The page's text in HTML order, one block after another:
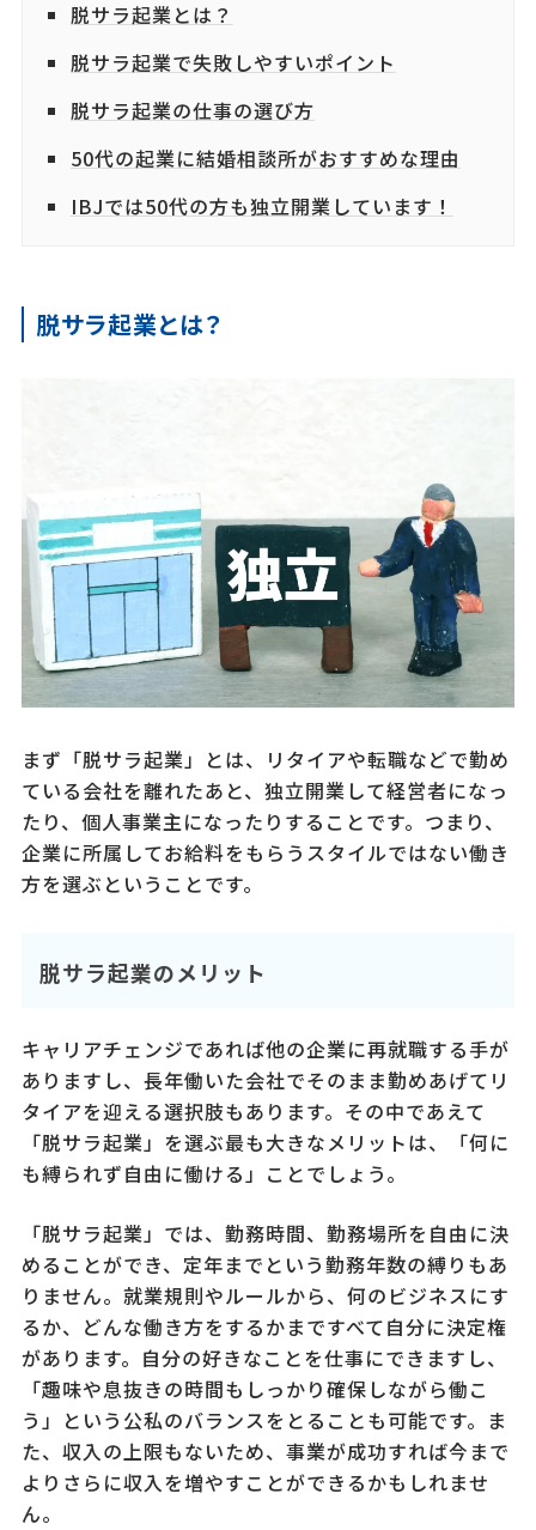
脱サラ起業とは？
脱サラ起業で失敗しやすいポイント
脱サラ起業の仕事の選び方
50代の起業に結婚相談所がおすすめな理由
IBJでは50代の方も独立開業しています！
脱サラ起業とは？
まず「脱サラ起業」とは、リタイアや転職などで勤め
ている会社を離れたあと、独立開業して経営者になっ
たり、個人事業主になったりすることです。つまり、
企業に所属してお給料をもらうスタイルではない働き
方を選ぶということです。
脱サラ起業のメリット
キャリアチェンジであれば他の企業に再就職する手が
ありますし、長年働いた会社でそのまま勤めあげてリ
タイアを迎える選択肢もあります。その中であえて
「脱サラ起業」を選ぶ最も大きなメリットは、「何に
も縛られず自由に働ける」ことでしょう。
「脱サラ起業」では、勤務時間、勤務場所を自由に決
めることができ、定年までという勤務年数の縛りもあ
りません。就業規則やルールから、何のビジネスにす
るか、どんな働き方をするかまですべて自分に決定権
があります。自分の好きなことを仕事にできますし、
「趣味や息抜きの時間もしっかり確保しながら働こ
う」という公私のバランスをとることも可能です。ま
た、収入の上限もないため、事業が成功すれば今まで
よりさらに収入を増やすことができるかもしれませ
ん。